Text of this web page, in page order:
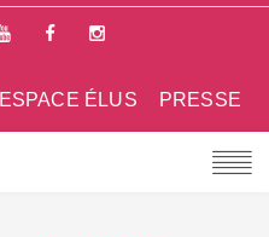
PRESSE
ESPACE ÉLUS